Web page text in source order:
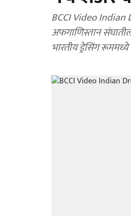
BCCI Video Indian
अफगाणिस्तान
भारतीय ड्रेसिंग